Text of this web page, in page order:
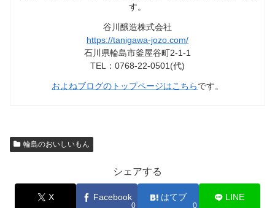
す。
谷川醸造株式会社
https://tanigawa-jozo.com/
石川県輪島市釜屋谷町2-1-1
TEL：0768-22-0501(代)
およねブログのトップページはこちらです。
輪島のおいしいもん
シェアする
X Facebook
0
はてブ
0
LINE